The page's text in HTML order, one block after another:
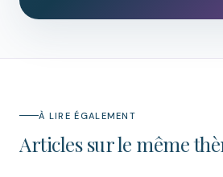
À LIRE ÉGALEMENT
Articles sur le même